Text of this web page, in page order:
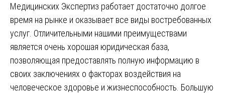
Медицинских Экспертиз работает достаточно долгое
время на рынке и оказывает все виды востребованных
услуг. Отличительными нашими преимуществами
является очень хорошая юридическая база,
позволяющая предоставлять полную информацию в
своих заключениях о факторах воздействия на
человеческое здоровье и жизнеспособность. Большую